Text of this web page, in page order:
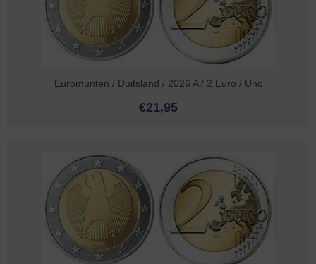
Euromunten / Duitsland / 2026 A / 2 Euro / Unc
€21,95